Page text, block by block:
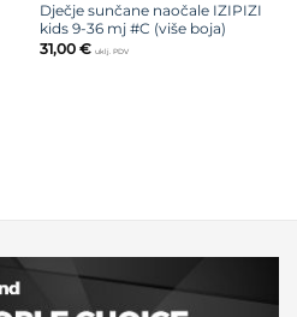
Dječje sunčane naočale IZIPIZI
kids 9-36 mj #C (više boja)
31,00 € uklj. PDV